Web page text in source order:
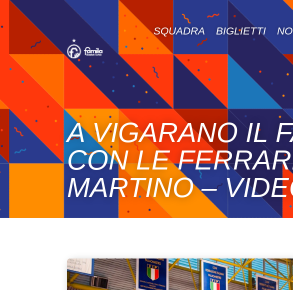
SQUADRA BIGLIETTI
A VIGARANO IL
CON LE
MARTINO –